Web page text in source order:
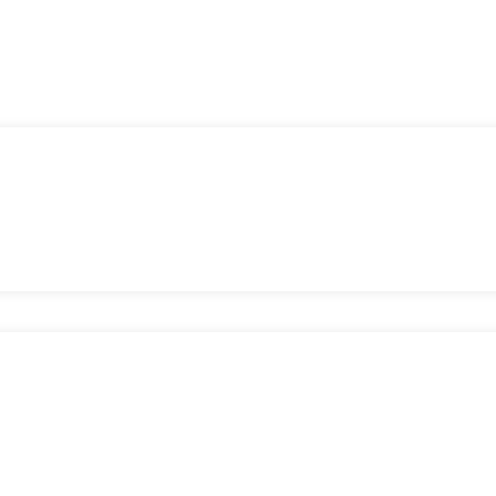
sans complications.
du marché.
des plateformes et des dApps.